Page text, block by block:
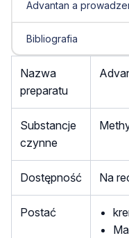
Advantan a
Bibliografia
Nazwa
preparatu
Substancje
czynne
Dostępność Na
Postać